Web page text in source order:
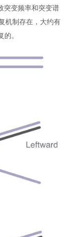
突变频率和突变谱
机制存在，大约有
。